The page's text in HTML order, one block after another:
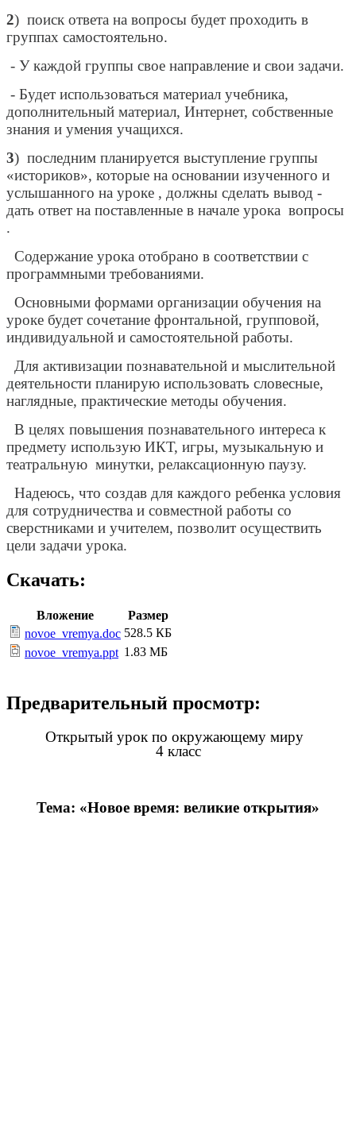
2) поиск ответа на вопросы будет проходить в
группах самостоятельно.
- У каждой группы свое направление и свои задачи.
- Будет использоваться материал учебника,
дополнительный материал, Интернет, собственные
знания и умения учащихся.
3) последним планируется выступление группы
«историков», которые на основании изученного и
услышанного на уроке , должны сделать вывод -
дать ответ на поставленные в начале урока вопросы
.
Содержание урока отобрано в соответствии с
программными требованиями.
Основными формами организации обучения на
уроке будет сочетание фронтальной, групповой,
индивидуальной и самостоятельной работы.
Для активизации познавательной и мыслительной
деятельности планирую использовать словесные,
наглядные, практические методы обучения.
В целях повышения познавательного интереса к
предмету использую ИКТ, игры, музыкальную и
театральную минутки, релаксационную паузу.
Надеюсь, что создав для каждого ребенка условия
для сотрудничества и совместной работы со
сверстниками и учителем, позволит осуществить
цели задачи урока.
Скачать:
Вложение
Размер
novoe_vremya.doc 528.5 КБ
novoe_vremya.ppt 1.83 МБ
Предварительный просмотр:
Открытый урок по окружающему миру
4 класс
Тема: «Новое время: великие открытия»